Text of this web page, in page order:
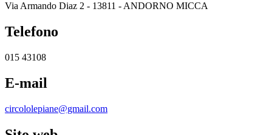
Via Armando Diaz 2 - 13811 - ANDORNO MICCA
Telefono
015 43108
E-mail
circololepiane@gmail.com